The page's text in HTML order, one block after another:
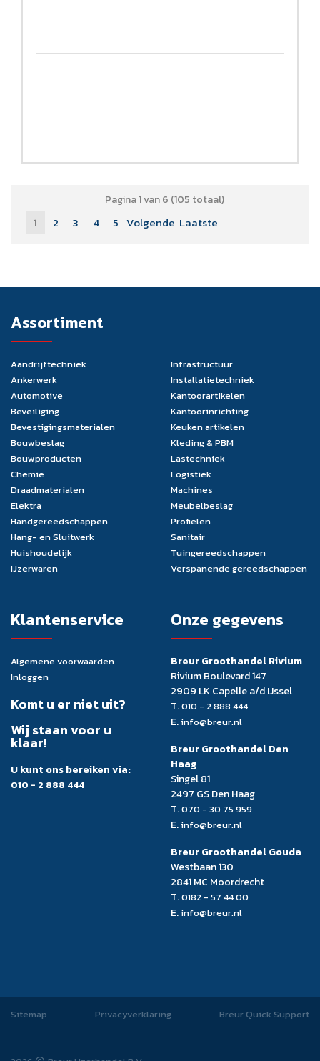
Pagina 1 van 6 (105 totaal)
1 2 3 4 5 Volgende Laatste
Assortiment
Aandrijftechniek
Ankerwerk
Automotive
Beveiliging
Bevestigingsmaterialen
Bouwbeslag
Bouwproducten
Chemie
Draadmaterialen
Elektra
Handgereedschappen
Hang- en Sluitwerk
Huishoudelijk
IJzerwaren
Infrastructuur
Installatietechniek
Kantoorartikelen
Kantoorinrichting
Keuken artikelen
Kleding & PBM
Lastechniek
Logistiek
Machines
Meubelbeslag
Profielen
Sanitair
Tuingereedschappen
Verspanende gereedschappen
Klantenservice
Algemene voorwaarden
Inloggen
Komt u er niet uit?
Wij staan voor u
klaar!
U kunt ons bereiken via:
010 - 2 888 444
Onze gegevens
Breur Groothandel Rivium
Rivium Boulevard 147
2909 LK Capelle a/d IJssel
T.010 - 2 888 444
E. info@breur.nl
Breur Groothandel Den
Haag
Singel 81
2497 GS Den Haag
T.070 - 30 75 959
E. info@breur.nl
Breur Groothandel Gouda
Westbaan 130
2841 MC Moordrecht
T.0182 - 57 44 00
E. info@breur.nl
Sitemap Privacyverklaring Breur Quick Support